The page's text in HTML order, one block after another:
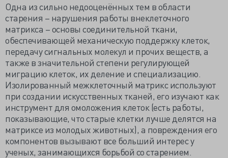
Одна из сильно недооценённых тем в области
старения – нарушения работы внеклеточного
матрикса – основы соединительной ткани,
обеспечивающей механическую поддержку клеток,
передачу сигнальных молекул и прочих веществ, а
также в значительной степени регулирующей
миграцию клеток, их деление и специализацию.
Изолированный межклеточный матрикс используют
при создании искусственных тканей, его изучают как
инструмент для омоложения клеток (есть работы,
показывающие, что старые клетки лучше делятся на
матриксе из молодых животных), а повреждения его
компонентов вызывают все больший интерес у
ученых, занимающихся борьбой со старением.